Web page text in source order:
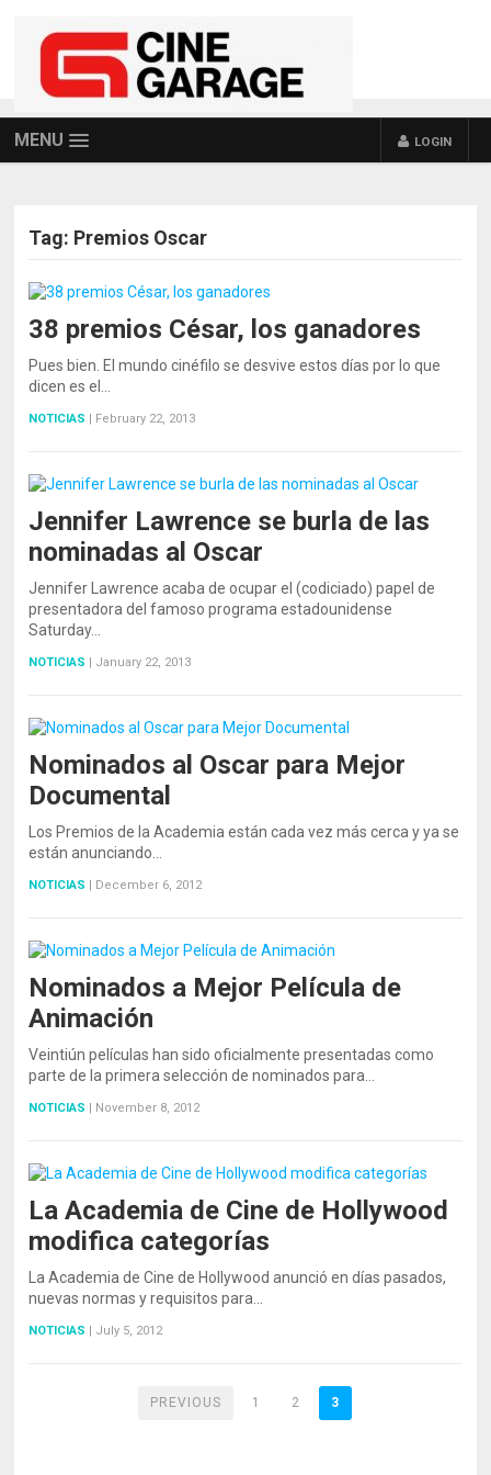
MENU LOGIN
Tag: Premios Oscar
38 premios César, los ganadores
Pues bien. El mundo cinéfilo se desvive estos días por lo que
dicen es el…
NOTICIAS | February 22, 2013
Jennifer Lawrence se burla de las
nominadas al Oscar
Jennifer Lawrence acaba de ocupar el (codiciado) papel de
presentadora del famoso programa estadounidense
Saturday…
NOTICIAS | January 22, 2013
Nominados al Oscar para Mejor
Documental
Los Premios de la Academia están cada vez más cerca y ya se
están anunciando…
NOTICIAS | December 6, 2012
Nominados a Mejor Película de
Animación
Veintiún películas han sido oficialmente presentadas como
parte de la primera selección de nominados para…
NOTICIAS | November 8, 2012
La Academia de Cine de Hollywood
modifica categorías
La Academia de Cine de Hollywood anunció en días pasados,
nuevas normas y requisitos para…
NOTICIAS | July 5, 2012
POSTS NAVIGATION
PREVIOUS 1 2 3